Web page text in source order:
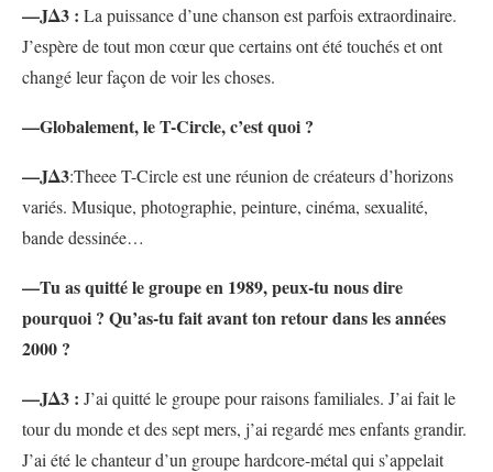
—JΔ3 : La puissance d’une chanson est parfois extraordinaire.
J’espère de tout mon cœur que certains ont été touchés et ont
changé leur façon de voir les choses.
—Globalement, le T-Circle, c’est quoi ?
—JΔ3:Theee T-Circle est une réunion de créateurs d’horizons
variés. Musique, photographie, peinture, cinéma, sexualité,
bande dessinée…
—Tu as quitté le groupe en 1989, peux-tu nous dire
pourquoi ? Qu’as-tu fait avant ton retour dans les années
2000 ?
—JΔ3 : J’ai quitté le groupe pour raisons familiales. J’ai fait le
tour du monde et des sept mers, j’ai regardé mes enfants grandir.
J’ai été le chanteur d’un groupe hardcore-métal qui s’appelait